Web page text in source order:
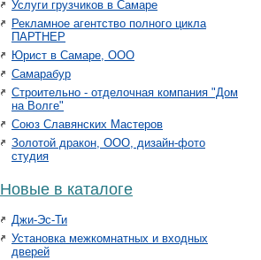
Услуги грузчиков в Самаре
Рекламное агентство полного цикла
ПАРТНЕР
Юрист в Самаре, ООО
Самарабур
Строительно - отделочная компания "Дом
на Волге"
Союз Славянских Мастеров
Золотой дракон, ООО, дизайн-фото
студия
Новые в каталоге
Джи-Эс-Ти
Установка межкомнатных и входных
дверей